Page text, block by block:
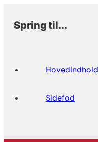
Spring til...
Hovedindhold
Sidefod